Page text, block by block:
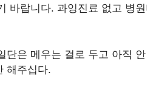
바랍니다. 과잉진료 없고 병
단은 메우는 걸로 두고 아직
해주십다.